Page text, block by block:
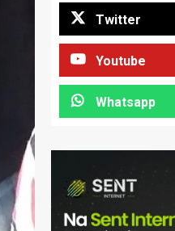
Twitter
Youtube
Whatsapp